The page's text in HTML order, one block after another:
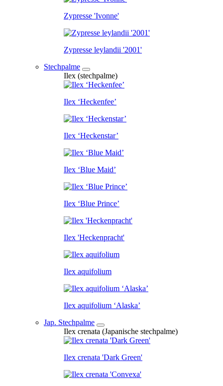
Zypresse 'Ivonne'
Zypresse leylandii '2001'
Stechpalme
Ilex (stechpalme)
Ilex ‘Heckenfee’
Ilex ‘Heckenstar’
Ilex ‘Blue Maid’
Ilex ‘Blue Prince’
Ilex 'Heckenpracht'
Ilex aquifolium
Ilex aquifolium ‘Alaska’
Jap. Stechpalme
Ilex crenata (Japanische stechpalme)
Ilex crenata 'Dark Green'